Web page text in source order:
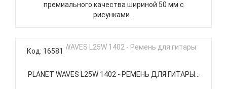
премиального качества шириной 50 мм с
рисунками ..
Код: 16581
PLANET WAVES L25W 1402 - РЕМЕНЬ ДЛЯ ГИТАРЫ...